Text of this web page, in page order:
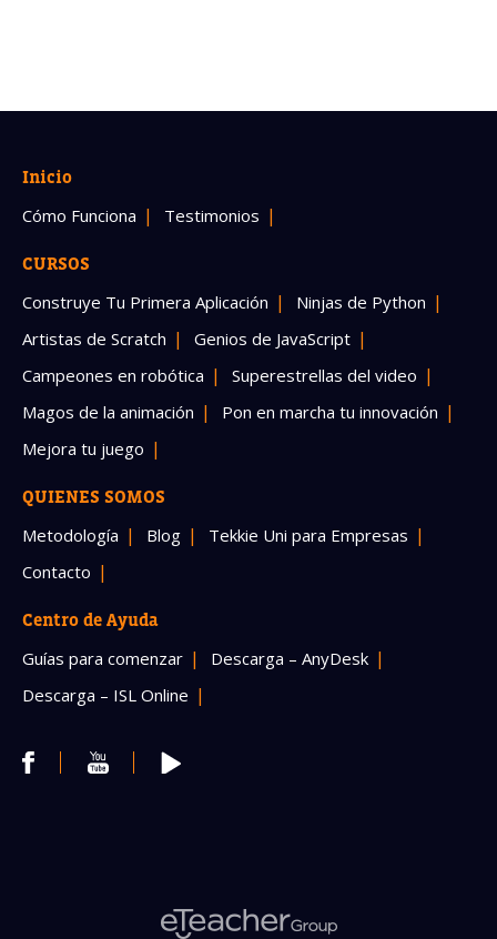
Inicio
Cómo Funciona Testimonios
CURSOS
Construye Tu Primera Aplicación
Ninjas de Python
Artistas de Scratch
Genios de JavaScript
Campeones en robótica
Superestrellas del video
Magos de la animación
Pon en marcha tu innovación
Mejora tu juego
QUIENES SOMOS
Metodología Blog
Tekkie Uni para Empresas
Contacto
Centro de Ayuda
Guías para comenzar
Descarga – AnyDesk
Descarga – ISL Online